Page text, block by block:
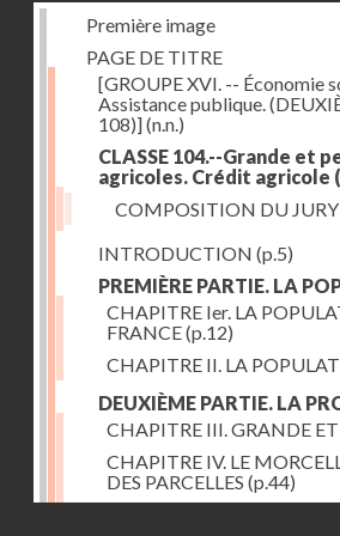
Première image
PAGE DE TITRE
[GROUPE XVI. -- Économie
Assistance publique.
108)](n.n.)
CLASSE 104.--Grande et
agricoles. Crédit agricole
COMPOSITION DU JURY
INTRODUCTION (p.5)
PREMIÈRE PARTIE. LA
CHAPITRE Ier. LA
FRANCE(p.12)
CHAPITRE II. LA
DEUXIÈME PARTIE. LA
CHAPITRE III. GRANDE
CHAPITRE IV. LE
DES PARCELLES (p.44)